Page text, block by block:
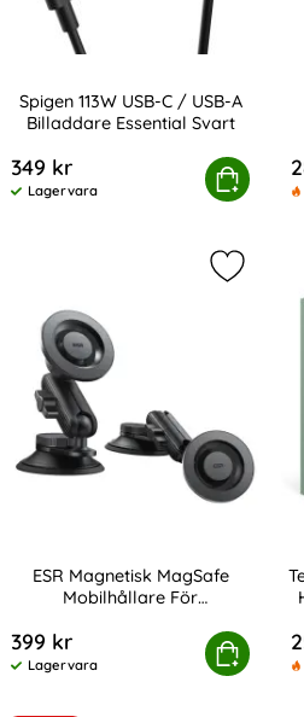
Spigen 113W USB-C / USB-A
Billaddare Essential Svart
349 kr
Tillgänglighet:
Lagervara
Köp
113W USB-C / USB-A
ESR
ESR Magnetisk MagSafe
Mobilhållare För
399 kr
Tillgänglighet:
Lagervara
Köp
MagSafe Mobilhållare För
Markera
Tech-